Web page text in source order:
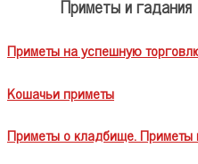
Приметы и гадания
Приметы на успешную
Кошачьи приметы
Приметы о кладбище. Приметы